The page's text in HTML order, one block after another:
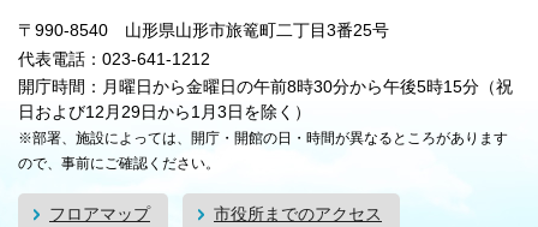
〒990-8540 山形県山形市旅篭町二丁目3番25号
代表電話：023-641-1212
開庁時間：月曜日から金曜日の午前8時30分から午後5時15分（祝
日および12月29日から1月3日を除く）
※部署、施設によっては、開庁・開館の日・時間が異なるところがあります
ので、事前にご確認ください。
フロアマップ 市役所までのアクセス